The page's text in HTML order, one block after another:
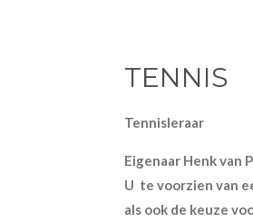
TENNIS
Tennisleraar
Eigenaar Henk van
U te voorzien van
als ook de keuze